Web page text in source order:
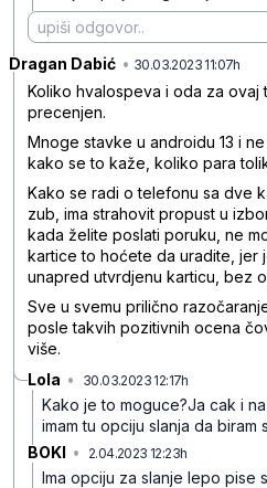
Dragan Dabić • 30.03.2023 11:07h
Koliko hvalospeva i oda za ovaj
precenjen.
Mnoge stavke u androidu 13 i
kako se to kaže, koliko para
Kako se radi o telefonu sa dve
zub, ima strahovit propust u
kada želite poslati poruku, ne
kartice to hoćete da uradite, jer
unapred utvrdjenu karticu, bez
Sve u svemu prilično
posle takvih pozitivnih ocena
više.
Lola • 30.03.2023 12:17h
Kako je to moguce?Ja cak i
imam tu opciju slanja da biram
BOKI • 2.04.2023 12:23h
Ima opciju za slanje lepo pise